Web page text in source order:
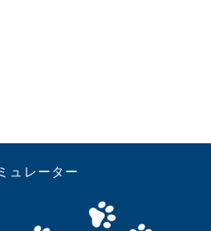
ュレーター